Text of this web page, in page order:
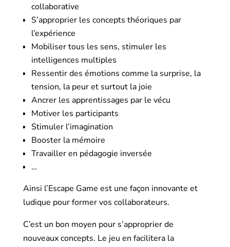
collaborative
S’approprier les concepts théoriques par
l’expérience
Mobiliser tous les sens, stimuler les
intelligences multiples
Ressentir des émotions comme la surprise, la
tension, la peur et surtout la joie
Ancrer les apprentissages par le vécu
Motiver les participants
Stimuler l’imagination
Booster la mémoire
Travailler en pédagogie inversée
…
Ainsi l’Escape Game est une façon innovante et
ludique pour former vos collaborateurs.
C’est un bon moyen pour s’approprier de
nouveaux concepts. Le jeu en facilitera la